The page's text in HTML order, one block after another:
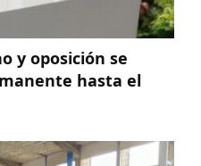
y oposición se
hasta el